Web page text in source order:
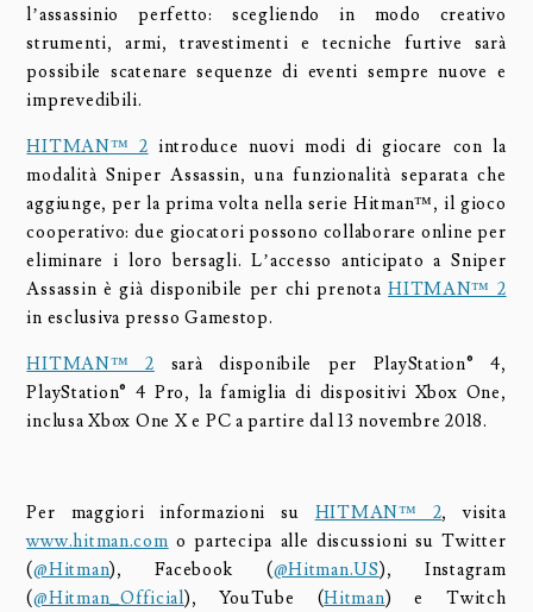
l’assassinio perfetto: scegliendo in modo creativo
strumenti, armi, travestimenti e tecniche furtive sarà
possibile scatenare sequenze di eventi sempre nuove e
imprevedibili.
HITMAN™ 2 introduce nuovi modi di giocare con la
modalità Sniper Assassin, una funzionalità separata che
aggiunge, per la prima volta nella serie Hitman™, il gioco
cooperativo: due giocatori possono collaborare online per
eliminare i loro bersagli. L’accesso anticipato a Sniper
Assassin è già disponibile per chi prenotaHITMAN™ 2
in esclusiva presso Gamestop.
HITMAN™ 2 sarà disponibile per PlayStation® 4,
PlayStation® 4 Pro, la famiglia di dispositivi Xbox One,
inclusa Xbox One X e PC a partire dal 13 novembre 2018.
Per maggiori informazioni su HITMAN™ 2, visita
www.hitman.com o partecipa alle discussioni su Twitter
(@Hitman), Facebook (@Hitman.US), Instagram
(@Hitman_Official), YouTube (Hitman) e Twitch